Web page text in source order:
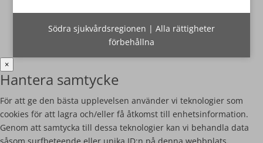
Södra sjukvårdsregionen | Alla rättigheter
förbehållna
×
Hantera samtycke
För att ge den bästa upplevelsen använder vi teknologier som
cookies för att lagra och/eller få åtkomst till enhetsinformation.
Genom att samtycka till dessa teknologier kan vi behandla data
såsom surfbeteende eller unika ID:n på denna webbplats.